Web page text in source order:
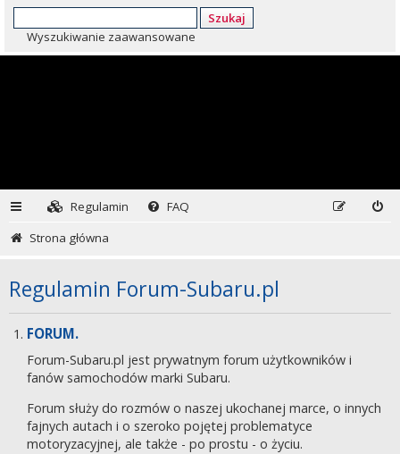
Szukaj
Wyszukiwanie zaawansowane
Regulamin
FAQ
Strona główna
Regulamin Forum-Subaru.pl
FORUM.
Forum-Subaru.pl jest prywatnym forum użytkowników i
fanów samochodów marki Subaru.
Forum służy do rozmów o naszej ukochanej marce, o innych
fajnych autach i o szeroko pojętej problematyce
motoryzacyjnej, ale także - po prostu - o życiu.